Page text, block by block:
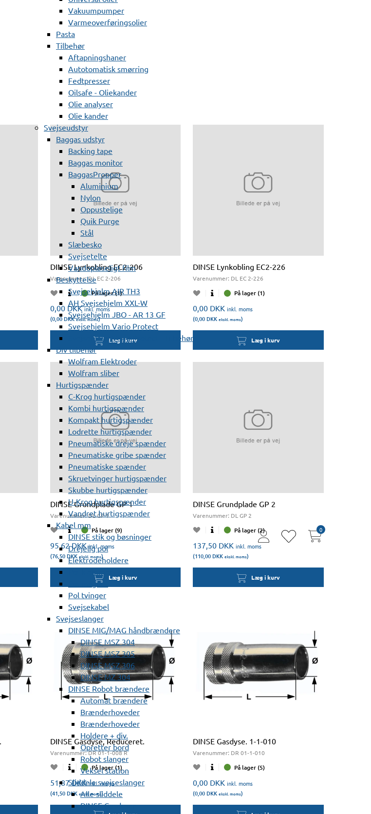
Vakuumpumper
Varmeoverføringsolier
Pasta
Tilbehør
Aftapningshaner
Autotomatisk smørring
Fedtpresser
Oilsafe - Oliekander
Olie analyser
Olie kander
Svejseudstyr
Baggas udstyr
Backing tape
Baggas monitor
BaggasPropper
Aluminium
Nylon
Oppustelige
Quik Purge
Stål
Slæbesko
Svejsetelte
Vandopløseligt film
Beskyttelse
Svejsehjelm AIR TH3
AH Svejsehjelm XXL-W
Svejsehjelm JBO - AR 13 GF
Svejsehjelm Vario Protect
Svejsehjelm Vario Protect - Tilbehør
Div tilbehør
Wolfram Elektroder
Wolfram sliber
Hurtigspænder
C-Krog hurtigspænder
Kombi hurtigspænder
Kompakt hurtigspænder
Lodrette hurtigspænder
Pneumatiske dreje spænder
Pneumatiske gribe spænder
Pneumatiske spænder
Skruetvinger hurtigspænder
Skubbe hurtigspænder
U-Krog hurtigspænder
Vandret hurtigspænder
Kabel mm
DINSE stik og bøsninger
Drejelig pol
Elektrodeholdere
Pol klemmer
Pol magnet
Pol tvinger
Svejsekabel
Svejseslanger
DINSE MIG/MAG håndbrændere
DINSE MSZ 304
DINSE MSZ 305
DINSE MSZ 306
DINSE MZ 304
DINSE Robot brændere
Automat brændere
Brænderhoveder
Brænderhoveder
Holdere + div.
Opretter bord
Robot slanger
Veksel station
Sliddele svejseslanger
Alle sliddele
DINSE Gasdyser
user
heart
0
DINSE Lynkobling EC2-206
Varenummer:DL EC 2-206
På lager (1)
0,00 DKK inkl. moms
(0,00 DKK ekskl. moms)
Læg i kurv
DINSE Lynkobling EC2-226
Varenummer: DL EC 2-226
På lager (1)
0,00 DKK inkl. moms
(0,00 DKK ekskl. moms)
Læg i kurv
DINSE Grundplade GP 1
Varenummer:DL GP 1
På lager (9)
95,62DKK inkl. moms
(76,50 DKK ekskl. moms)
Læg i kurv
DINSE Grundplade GP 2
Varenummer: DL GP 2
På lager (2)
137,50 DKK inkl. moms
(110,00 DKK ekskl. moms)
Læg i kurv
DINSE Gasdyse, Reduceret.
Varenummer:DR 01-1-008 R
På lager (1)
51,87DKK inkl. moms
(41,50 DKK ekskl. moms)
DINSE Gasdyse. 1-1-010
Varenummer: DR 01-1-010
På lager (5)
0,00 DKK inkl. moms
(0,00 DKK ekskl. moms)